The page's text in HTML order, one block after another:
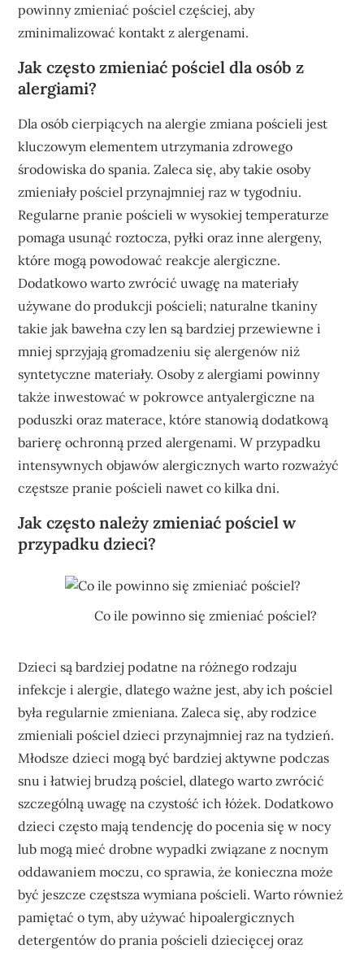
powinny zmieniać pościel częściej, aby
zminimalizować kontakt z alergenami.
Jak często zmieniać pościel dla osób z
alergiami?
Dla osób cierpiących na alergie zmiana pościeli jest
kluczowym elementem utrzymania zdrowego
środowiska do spania. Zaleca się, aby takie osoby
zmieniały pościel przynajmniej raz w tygodniu.
Regularne pranie pościeli w wysokiej temperaturze
pomaga usunąć roztocza, pyłki oraz inne alergeny,
które mogą powodować reakcje alergiczne.
Dodatkowo warto zwrócić uwagę na materiały
używane do produkcji pościeli; naturalne tkaniny
takie jak bawełna czy len są bardziej przewiewne i
mniej sprzyjają gromadzeniu się alergenów niż
syntetyczne materiały. Osoby z alergiami powinny
także inwestować w pokrowce antyalergiczne na
poduszki oraz materace, które stanowią dodatkową
barierę ochronną przed alergenami. W przypadku
intensywnych objawów alergicznych warto rozważyć
częstsze pranie pościeli nawet co kilka dni.
Jak często należy zmieniać pościel w
przypadku dzieci?
Co ile powinno się zmieniać pościel?
Dzieci są bardziej podatne na różnego rodzaju
infekcje i alergie, dlatego ważne jest, aby ich pościel
była regularnie zmieniana. Zaleca się, aby rodzice
zmieniali pościel dzieci przynajmniej raz na tydzień.
Młodsze dzieci mogą być bardziej aktywne podczas
snu i łatwiej brudzą pościel, dlatego warto zwrócić
szczególną uwagę na czystość ich łóżek. Dodatkowo
dzieci często mają tendencję do pocenia się w nocy
lub mogą mieć drobne wypadki związane z nocnym
oddawaniem moczu, co sprawia, że konieczna może
być jeszcze częstsza wymiana pościeli. Warto również
pamiętać o tym, aby używać hipoalergicznych
detergentów do prania pościeli dziecięcej oraz